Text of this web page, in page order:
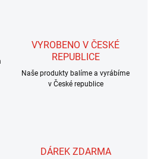
VYROBENO V ČESKÉ
REPUBLICE
Naše produkty balíme a vyrábíme
v České republice
DÁREK ZDARMA